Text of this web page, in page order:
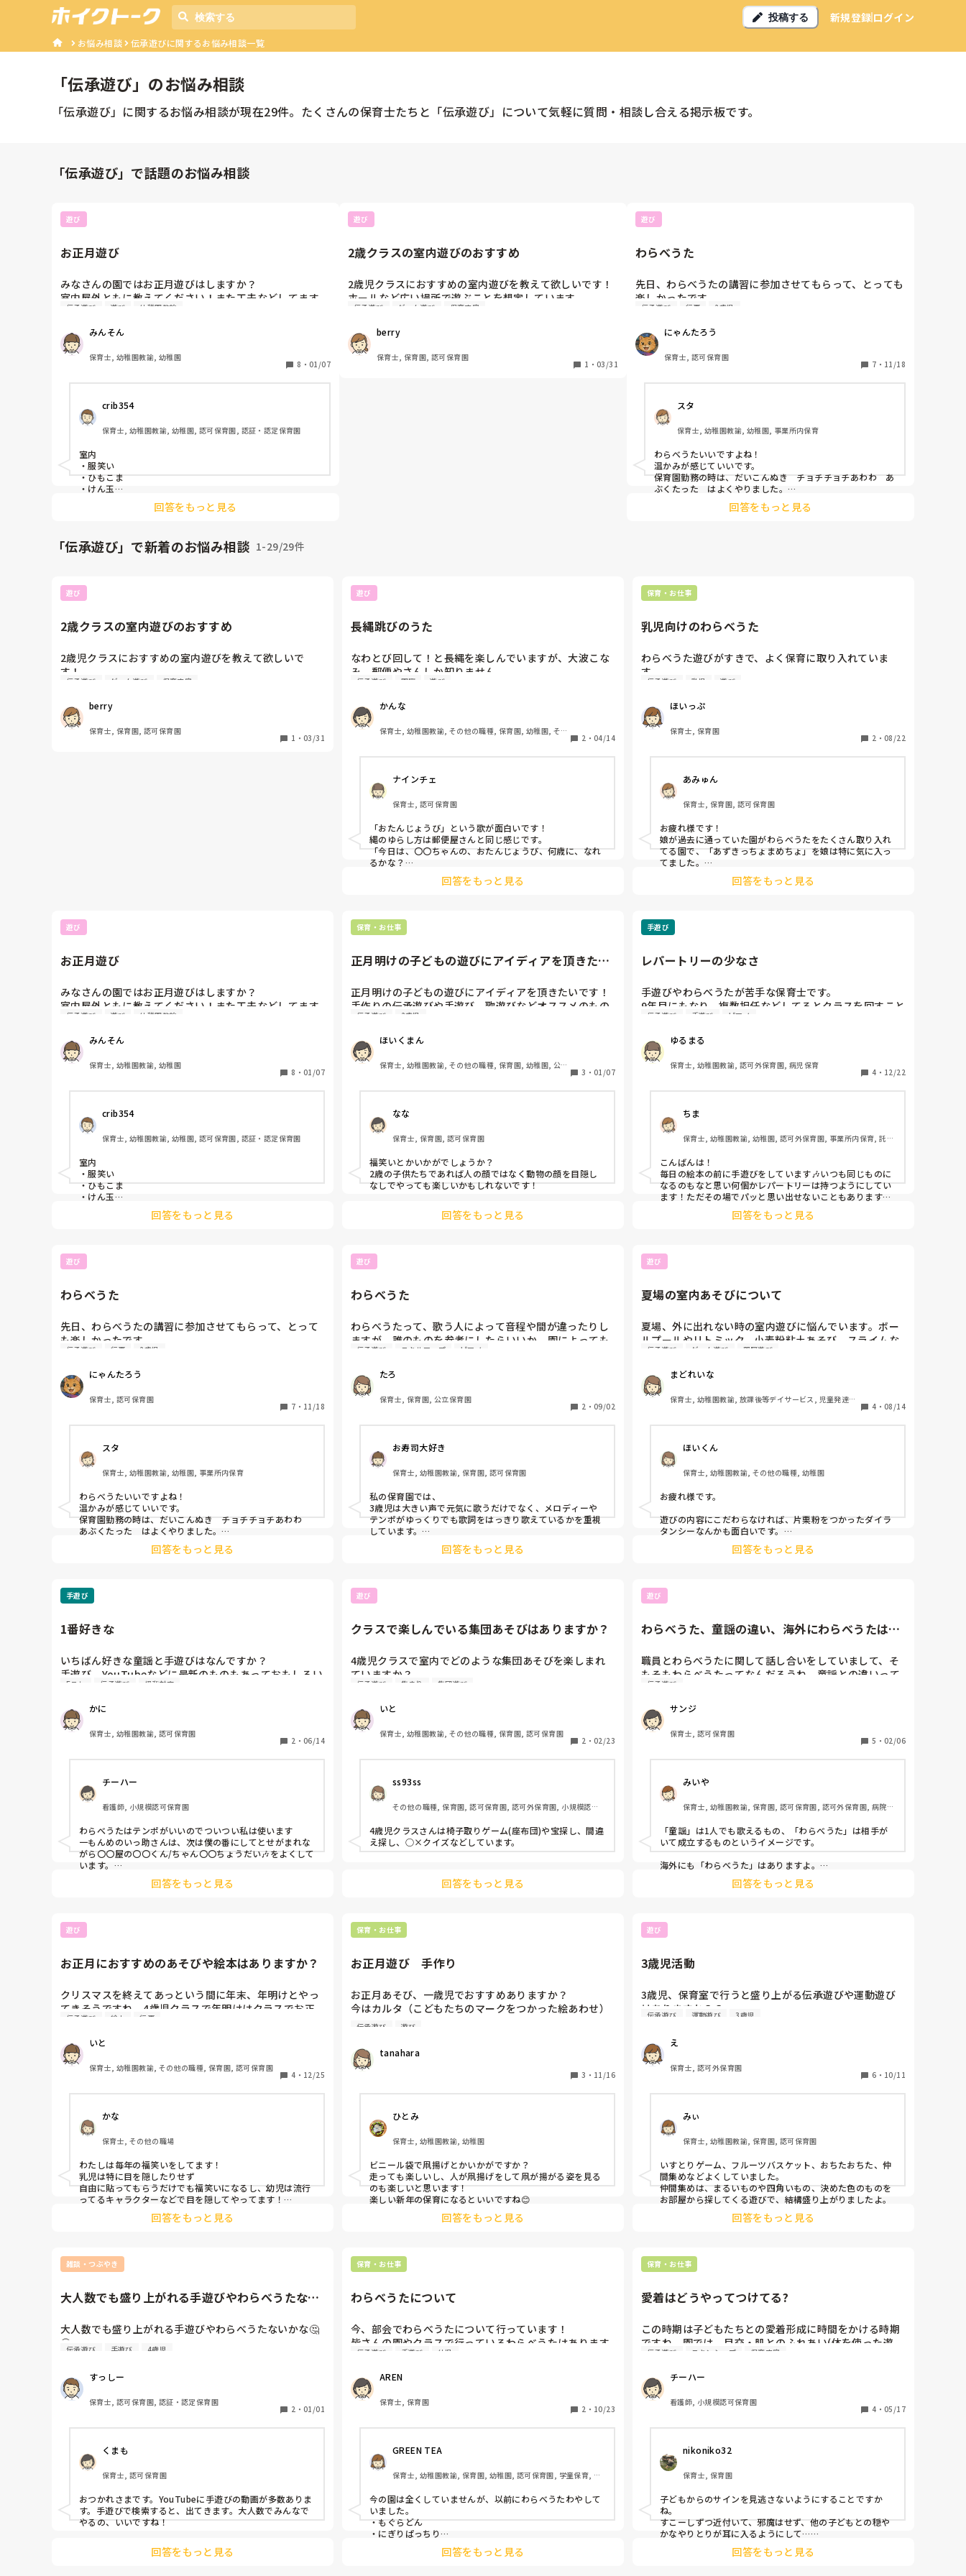
投稿する 新規登録ログイン
お悩み相談 伝承遊びに関するお悩み相談一覧
「伝承遊び」のお悩み相談
「伝承遊び」に関するお悩み相談が現在29件。たくさんの保育士たちと「伝承遊び」について気軽に質問・相談し合える掲示板です。
「伝承遊び」で話題のお悩み相談
遊び
お正月遊び
みなさんの園ではお正月遊びはしますか？
室内屋外ともに教えてください！また工夫などしてます
お正月遊びはではないですが私の園では各クラス鏡餅を飾
り鏡開きもします！
伝承遊び 遊び 幼稚園教諭
みんそん
保育士, 幼稚園教諭, 幼稚園
8 ・ 01/07
crib354
保育士, 幼稚園教諭, 幼稚園, 認可保育園, 認証・認定保育園
室内
・服笑い
・ひもこま
・けん玉
・子どもから希望があれば凧上げ
基本、子どもたちにお正月お家で何したか聞いて、園でやり
たいと言ってきたものをだして一緒に楽しんでいます！
回答をもっと見る
遊び
2歳クラスの室内遊びのおすすめ
2歳児クラスにおすすめの室内遊びを教えて欲しいです！
ホールなど広い場所で遊ぶことを想定しています。
をするってなった時に2歳児がどのぐらいできるのかがイ
メージ湧かないので、しっぽ取りゲーム、など具体的な遊
びがあると助かります♩
伝承遊び ゲーム遊び 保育内容
berry
保育士, 保育園, 認可保育園
1 ・ 03/31
遊び
わらべうた
先日、わらべうたの講習に参加させてもらって、とっても
楽しかったです。
季節や行事に使える歌や遊びを教えてもらって自分の引き
出しが増えた気持ちになりました！
頭を使うキャリアアップ研修などは大変ですが、自分の保
育の引き出しになる研修は、楽しいですよね！
みなさんは、わらべうたしってますか?
伝承遊び 行事 2歳児
にゃんたろう
保育士, 認可保育園
7 ・ 11/18
スタ
保育士, 幼稚園教諭, 幼稚園, 事業所内保育
わらべうたいいですよね！
温かみが感じていいです。
保育園勤務の時は、だいこんぬき　チョチチョチあわわ　あ
ぶくたった　はよくやりました。
今は、幼稚園4歳児ですが　花いちもんめ　だるまさんがこ
ろんだ　なべなべそこぬけかごめかごめ　ちゃつぼを遊びの
回答をもっと見る
「伝承遊び」で新着のお悩み相談 1-29/29件
遊び
2歳クラスの室内遊びのおすすめ
2歳児クラスにおすすめの室内遊びを教えて欲しいで
す！
ホールなので走り回ったりできる環境ですが、集団で何
かをするってなった時に2歳児がどのぐらいできるのか
がイメージ湧かないので、しっぽ取りゲーム、など具体
的な遊びがあると助かります♩
伝承遊び ゲーム遊び 保育内容
berry
保育士, 保育園, 認可保育園
1 ・ 03/31
遊び
長縄跳びのうた
なわとび回して！と長縄を楽しんでいますが、大波こな
み、郵便やさんしか知りません。
になりました。教えてください！
伝承遊び 園庭 遊び
かんな
保育士, 幼稚園教諭, その他の職種, 保育園, 幼稚園, その
2 ・ 04/14
ナインチェ
保育士, 認可保育園
「おたんじょうび」という歌が面白いです！
縄のゆらし方は郵便屋さんと同じ感じです。
「今日は、〇〇ちゃんの、おたんじょうび、何歳に、なれ
るかな？
そーれ！1歳、2歳、、、」と飛んだ回数分歳を取っていく
回答をもっと見る
保育・お仕事
乳児向けのわらべうた
わらべうた遊びがすきで、よく保育に取り入れていま
す。
知の歌や遊びを教えてください！
よくやるのは「どてかぼちゃ」「ももやももや」「おお
かぜこい」「なべのなかのくり」などです！
伝承遊び 乳児 遊び
ほいっぷ
保育士, 保育園
2 ・ 08/22
あみゅん
保育士, 保育園, 認可保育園
お疲れ様です！
娘が過去に通っていた園がわらべうたをたくさん取り入れ
てる園で、「あずきっちょまめちょ」を娘は特に気に入っ
てました。
歩ける子に対してですが、保育者とむかい合わせに手を繋
ぎ、「あずきちょまめちよ」で屈伸、「やかんのつぶれっ
回答をもっと見る
遊び
お正月遊び
みなさんの園ではお正月遊びはしますか？
室内屋外ともに教えてください！また工夫などしてます
お正月遊びはではないですが私の園では各クラス鏡餅を
飾り鏡開きもします！
伝承遊び 遊び 幼稚園教諭
みんそん
保育士, 幼稚園教諭, 幼稚園
8 ・ 01/07
crib354
保育士, 幼稚園教諭, 幼稚園, 認可保育園, 認証・認定保育園
室内
・服笑い
・ひもこま
・けん玉
・子どもから希望があれば凧上げ
基本、子どもたちにお正月お家で何したか聞いて、園でや
りたいと言ってきたものをだして一緒に楽しんでいます！
回答をもっと見る
保育・お仕事
正月明けの子どもの遊びにアイディアを頂きたい
正月明けの子どもの遊びにアイディアを頂きたいです！
手作りの伝承遊びや手遊び、歌遊びなどオススメのもの
す！保育士があらかじめ作る手間がある分には問題あり
ません！よろしくお願いいたします！
伝承遊び 2歳児
ほいくまん
保育士, 幼稚園教諭, その他の職種, 保育園, 幼稚園, 公立
3 ・ 01/07
なな
保育士, 保育園, 認可保育園
福笑いとかいかがでしょうか？
2歳の子供たちであれば人の顔ではなく動物の顔を目隠し
なしでやっても楽しいかもしれないです！
回答をもっと見る
手遊び
レパートリーの少なさ
手遊びやわらべうたが苦手な保育士です。
9年目にもなり、複数担任などしてるとクラスを回すこと
最近どんどん忘れていき、何やったのかも思い出せませ
ん笑
皆さんは手遊び得意ですか？
伝承遊び 手遊び ピアノ
ゆるまる
保育士, 幼稚園教諭, 認可外保育園, 病児保育
4 ・ 12/22
ちま
保育士, 幼稚園教諭, 幼稚園, 認可外保育園, 事業所内保育, 託児
こんばんは！
毎日の絵本の前に手遊びをしています🎶いつも同じものに
なるのもなと思い何個かレパートリーは持つようにしてい
ます！ただその場でパッと思い出せないこともあります💦
そのため、月の歌を決めるように月の手遊びも何個か出し
てやっています✨️すると子どもたちも覚えてる楽しいし、
やっています！ガチャガチャから出た手遊び（紙に簡単な
説明も入れて忘れた時防止）を行って楽しんでいます💓‪す
ーが少ないですが、こんな感じにしてから少しずつ増えて
いるように感じます！ご参考になれば嬉しいです✨️
回答をもっと見る
遊び
わらべうた
先日、わらべうたの講習に参加させてもらって、とって
も楽しかったです。
季節や行事に使える歌や遊びを教えてもらって自分の引
き出しが増えた気持ちになりました！
頭を使うキャリアアップ研修などは大変ですが、自分の
保育の引き出しになる研修は、楽しいですよね！
みなさんは、わらべうたしってますか?
伝承遊び 行事 2歳児
にゃんたろう
保育士, 認可保育園
7 ・ 11/18
スタ
保育士, 幼稚園教諭, 幼稚園, 事業所内保育
わらべうたいいですよね！
温かみが感じていいです。
保育園勤務の時は、だいこんぬき　チョチチョチあわわ
あぶくたった　はよくやりました。
今は、幼稚園4歳児ですが　花いちもんめ　だるまさんが
ころんだ　なべなべそこぬけかごめかごめ　ちゃつぼを遊
きたいものです。
やはり心を豊かにする栄養です。
回答をもっと見る
遊び
わらべうた
わらべうたって、歌う人によって音程や間が違ったりし
ますが、誰のものを参考にしたらいいか、園によっても
わらべうたを大切に保育されている園では、何を1番大
事に歌いますか？（音程をあわせる、子どもの様子をみ
る、たくさんのわらべうたを歌うなど）
どこで、どんな本や研修で勉強されたかも教えてほしい
です。
伝承遊び スキルアップ ピアノ
たろ
保育士, 保育園, 公立保育園
2 ・ 09/02
お寿司大好き
保育士, 幼稚園教諭, 保育園, 認可保育園
私の保育園では、
3歳児は大きい声で元気に歌うだけでなく、メロディーや
テンポがゆっくりでも歌詞をはっきり歌えているかを重視
しています。
4、5歳児は、担任が歌って見せて、歌詞をはっきり歌うだ
回答をもっと見る
遊び
夏場の室内あそびについて
夏場、外に出れない時の室内遊びに悩んでいます。ボー
ルプールやリトミック、小麦粉粘土あそび、スライムな
ただきたいです。よろしくお願いします！
伝承遊び ゲーム遊び 部屋遊び
まどれいな
保育士, 幼稚園教諭, 放課後等デイサービス, 児童発達支
4 ・ 08/14
ほいくん
保育士, 幼稚園教諭, その他の職種, 幼稚園
お疲れ様です。
遊びの内容にこだわらなければ、片栗粉をつかったダイラ
タンシーなんかも面白いです。
感触が独特で子どもたちも夢中になっていました！
回答をもっと見る
手遊び
1番好きな
いちばん好きな童謡と手遊びはなんですか？
手遊び、YouTubeなどに最新のものもあっておもしろい
も伝承遊びだな〜と感じます！
わたしは最近童謡よりも子どもとおかあさんといっしょ
から歌を仕入れて歌ってしまいがちです😅
Eテレ 伝承遊び 怪我対応
かに
保育士, 幼稚園教諭, 認可保育園
2 ・ 06/14
チーハー
看護師, 小規模認可保育園
わらべうたはテンポがいいのでついつい私は使います
一もんめのいっ助さんは、次は僕の番にしてとせがまれな
がら〇〇屋の〇〇くん/ちゃん〇〇ちょうだい🎶をよくして
います。
新しい歌も楽しい歌たくさんありますね🎶
〇〇屋は前もってネタをいくつか準備しておくと、スムー
回答をもっと見る
遊び
クラスで楽しんでいる集団あそびはありますか？
4歳児クラスで室内でどのような集団あそびを楽しまれ
ていますか？
お集まりのあとにフルーツバスケットやおおあらし、わ
らべうたあそびなどを取り入れてみんなでいっしょに楽
しむ経験を大切にできたらなと思っています！
クラスで楽しんでいる集団あそびがあればぜひ教えてほ
伝承遊び 集まり 集団遊び
いと
保育士, 幼稚園教諭, その他の職種, 保育園, 認可保育園
2 ・ 02/23
ss93ss
その他の職種, 保育園, 認可保育園, 認可外保育園, 小規模認可
4歳児クラスさんは椅子取りゲーム(座布団)や宝探し、間違
え探し、○×クイズなどしています。
回答をもっと見る
遊び
わらべうた、童謡の違い、海外にわらべうたはあ
職員とわらべうたに関して話し合いをしていまして、そ
もそもわらべうたってなんだろうね、童謡との違いって
のかと話題になりました。
どなたか分かる方いらっしゃいますか？
伝承遊び
サンジ
保育士, 認可保育園
5 ・ 02/06
みいや
保育士, 幼稚園教諭, 保育園, 認可保育園, 認可外保育園, 病院内
「童謡」は1人でも歌えるもの、「わらべうた」は相手が
いて成立するものというイメージです。
海外にも「わらべうた」はありますよ。
私、大学生の頃に英語のわらべうた遊びのボランティアス
タッフをしていました！ 回答をもっと見る
遊び
お正月におすすめのあそびや絵本はありますか？
クリスマスを終えてあっという間に年末、年明けとやっ
てきそうですね。4歳児クラスで年明けはクラスでお正
さんごっこなど季節ならではの雰囲気をみんなで楽しみ
たいと思っています。みなさんおすすめのあそびや絵本
などありますでしょうか？よろしくお願いします。
伝承遊び 絵本 行事
いと
保育士, 幼稚園教諭, その他の職種, 保育園, 認可保育園
4 ・ 12/25
かな
保育士, その他の職場
わたしは毎年の福笑いをしてます！
乳児は特に目を隠したりせず
自由に貼ってもらうだけでも福笑いになるし、幼児は流行
ってるキャラクターなどで目を隠してやってます！
とっても盛り上がりますし
個性も出るしおすすめです★
回答をもっと見る
保育・お仕事
お正月遊び　手作り
お正月あそび、一歳児でおすすめありますか？
今はカルタ（こどもたちのマークをつかった絵あわせ）
を、考えています。他にもおすすめあったら教えてくだ
伝承遊び 遊び
tanahara
3 ・ 11/16
ひとみ
保育士, 幼稚園教諭, 幼稚園
ビニール袋で凧揚げとかいかがですか？
走っても楽しいし、人が凧揚げをして凧が揚がる姿を見る
のも楽しいと思います！
楽しい新年の保育になるといいですね😊
回答をもっと見る
遊び
3歳児活動
3歳児、保育室で行うと盛り上がる伝承遊びや運動遊び
はありますか？？
伝承遊び 運動遊び 3歳児
え
保育士, 認可外保育園
6 ・ 10/11
みぃ
保育士, 幼稚園教諭, 保育園, 認可保育園
いすとりゲーム、フルーツバスケット、おちたおちた、仲
間集めなどよくしていました。
仲間集めは、まるいものや四角いもの、決めた色のものを
お部屋から探してくる遊びで、結構盛り上がりましたよ。
回答をもっと見る
雑談・つぶやき
大人数でも盛り上がれる手遊びやわらべうたない
大人数でも盛り上がれる手遊びやわらべうたないかな🤔
🤔伝承遊び 手遊び 4歳児
すっしー
保育士, 認可保育園, 認証・認定保育園
2 ・ 01/01
くまも
保育士, 認可保育園
おつかれさまです。YouTubeに手遊びの動画が多数ありま
す。手遊びで検索すると、出てきます。大人数でみんなで
やるの、いいですね！
回答をもっと見る
保育・お仕事
わらべうたについて
今、部会でわらべうたについて行っています！
皆さんの園やクラスで行っているわらべうたはあります
伝承遊び 手遊び 幼児
AREN
保育士, 保育園
2 ・ 10/23
GREEN TEA
保育士, 幼稚園教諭, 保育園, 幼稚園, 認可保育園, 学童保育, そ
今の園は全くしていませんが、以前にわらべうたわやして
いました。
・もぐらどん
・にぎりぱっちり
回答をもっと見る
保育・お仕事
愛着はどうやってつけてる?
この時期は子どもたちとの愛着形成に時間をかける時期
ですね。園では、目交・肌とのふれあい(体を使った遊
す。
担当の子どもとどのように愛着をつけていますか?
伝承遊び スキンシップ 保育内容
チーハー
看護師, 小規模認可保育園
4 ・ 05/17
nikoniko32
保育士, 保育園
子どもからのサインを見逃さないようにすることですか
ね。
すこーしずつ近付いて、邪魔はせず、他の子どもとの穏や
かなやりとりが耳に入るようにして…
子どものキャラクターにもよりますが、コチラを気にして
くれたら待ちます😊 回答をもっと見る